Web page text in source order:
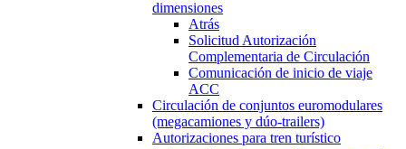
dimensiones
Atrás
Solicitud Autorización
Complementaria de Circulación
Comunicación de inicio de viaje
ACC
Circulación de conjuntos euromodulares
(megacamiones y dúo-trailers)
Autorizaciones para tren turístico